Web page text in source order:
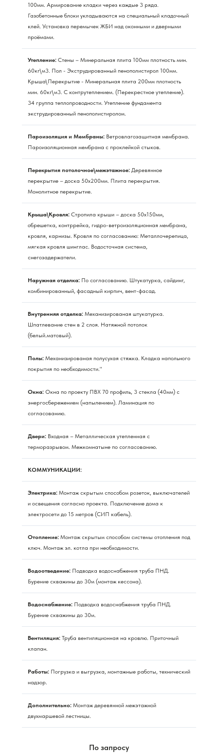
100мм. Армирование кладки через каждые 3 ряда.
Газобетонные блоки укладываются на специальный кладочный
клей. Установка перемычек ЖБИ над оконными и дверными
проёмами.
Утепление: Стены – Минеральная плита 100мм плотность мин.
60кг\м3. Пол - Экструдированный пенополистирол 100мм.
Крыша\Перекрытие - Минеральная плита 200мм плотность
мин. 60кг\м3. С контрутеплением. (Перекрестное утепление).
34 группа теплопроводности. Утепление фундамента
экструдированный пенополистиролом.
Пароизоляция и Мембраны: Ветровлагозащитная мембрана.
Пароизоляционная мембрана с проклейкой стыков.
Перекрытия потолочное\межэтажное: Деревянное
перекрытие – доска 50х200мм. Плита перекрытия.
Монолитное перекрытие.
Крыша\Кровля: Стропила крыши – доска 50х150мм,
обрешетка, контррейка, гидро-ветроизоляционная мембрана,
кровля, карнизы. Кровля по согласованию: Металлочерепица,
мягкая кровля шинглас. Водосточная система,
снегозадержатели.
Наружная отделка: По согласованию. Штукатурка, сайдинг,
комбинированный, фасадный кирпич, вент-фасад.
Внутренняя отделка: Механизированая штукатурка.
Шпатлевание стен в 2 слоя. Натяжной потолок
(белый.матовый).
Полы: Механизированая полусухая стяжка. Кладка напольного
покрытия по необходимости."
Окна: Окна по проекту ПВХ 70 профиль, 3 стекла (40мм) с
энергосбережением (напылением). Ламинация по
согласованию.
Двери: Входная – Металлическая утепленная с
терморазрывом. Межкомнатыне по согласованию.
КОММУНИКАЦИИ:
Электрика: Монтаж скрытым способом розеток, выключателей
и освещения согласно проекта. Подключение дома к
электросети до 15 метров (СИП кабель).
Отопление: Монтаж скрытым способом системы отопления под
ключ. Монтаж эл. котла при необходимости.
Водоотведение: Подводка водоснабжения труба ПНД.
Бурение скважины до 30м (монтаж кессона).
Водоснабжение: Подводка водоснабжения труба ПНД.
Бурение скважины до 30м.
Вентиляция: Труба вентиляционная на кровлю. Приточный
клапан.
Работы: Погрузка и выгрузка, монтажные работы, технический
надзор.
Дополнительно: Монтаж деревянной межэтажной
двухмаршевой лестницы.
По запросу